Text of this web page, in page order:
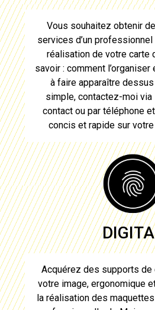
Vous souhaitez obtenir
services d’un professionnel
réalisation de votre carte
savoir : comment
à faire apparaître
simple, contactez-moi
contact ou par téléphone
concis et rapide sur votre
Acquérez des supports de
votre image, ergonomique
la réalisation des